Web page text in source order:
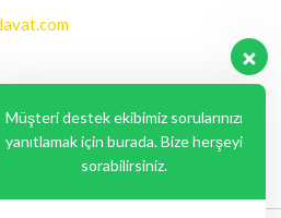
Seçenekleri
Müşteri destek ekibimiz sorularınızı
yanıtlamak için burada. Bize herşeyi
sorabilirsiniz.